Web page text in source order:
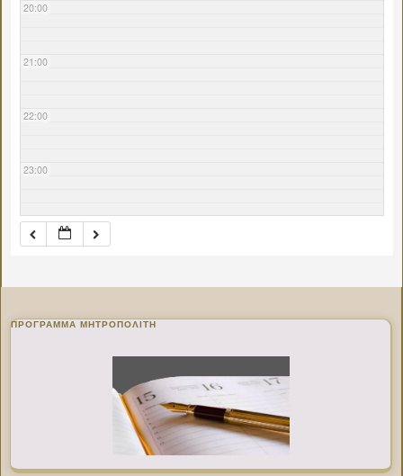
20:00
21:00
22:00
23:00
ΠΡΌΓΡΑΜΜΑ ΜΗΤΡΟΠΟΛΊΤΗ